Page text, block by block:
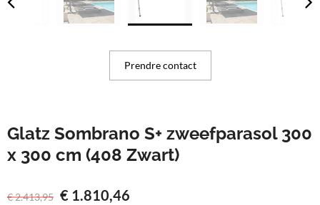
Prendre contact
Glatz Sombrano S+ zweefparasol 300
x 300 cm (408 Zwart)
€2.413,95 € 1.810,46